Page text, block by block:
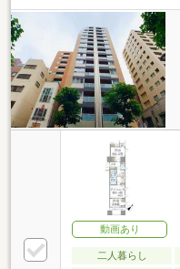
動画あり
二人暮らし